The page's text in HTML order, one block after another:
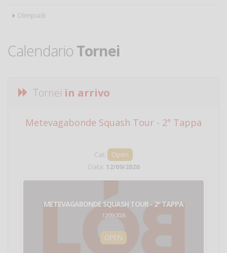
Olimpiadi
Calendario Tornei
Tornei in arrivo
Metevagabonde Squash Tour - 2ª Tappa
Cat:
Open
Data: 12/09/2026
METEVAGABONDE SQUASH TOUR - 2ª TAPPA
12/09/2026
OPEN